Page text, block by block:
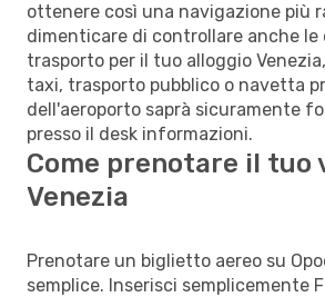
ottenere così una navigazione più
dimenticare di controllare anche le
trasporto per il tuo alloggio
taxi, trasporto pubblico o navetta
dell'aeroporto saprà sicuramente
presso il desk informazioni.
Come prenotare il tuo
Venezia
Prenotare un biglietto aereo su
semplice. Inserisci semplicemente